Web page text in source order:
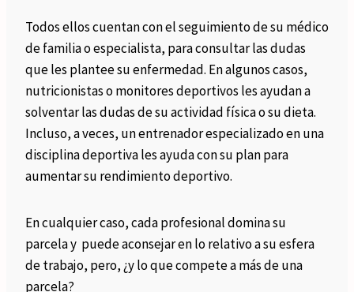
Todos ellos cuentan con el seguimiento de su médico
de familia o especialista, para consultar las dudas
que les plantee su enfermedad. En algunos casos,
nutricionistas o monitores deportivos les ayudan a
solventar las dudas de su actividad física o su dieta.
Incluso, a veces, un entrenador especializado en una
disciplina deportiva les ayuda con su plan para
aumentar su rendimiento deportivo.
En cualquier caso, cada profesional domina su
parcela y puede aconsejar en lo relativo a su esfera
de trabajo, pero, ¿y lo que compete a más de una
parcela?